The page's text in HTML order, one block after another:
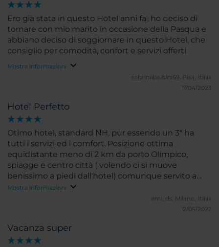
Ero già stata in questo Hotel anni fa', ho deciso di
tornare con mio marito in occasione della Pasqua e
abbiano deciso di soggiornare in questo Hotel, che
consiglio per comodità, confort e servizi offerti
Mostra informazioni
sabrinabaldini69.
Pisa, Italia
17/04/2023
Hotel Perfetto
Otimo hotel, standard NH, pur essendo un 3* ha
tutti i servizi ed i comfort. Posizione ottima
equidistante meno di 2 km da porto Olimpico,
spiagge e centro città ( volendo ci si muove
benissimo a piedi dall'hotel) comunque servito a
poche centinaia di metri da mezzi pubblici e
stazione treni. I taxi hanno fermate adiacenti
all'albergo.. Sala Fitness e piscina ne completano la
personale in reception
Mostra informazioni
emi_ds. Milano, Italia
12/05/2022
Vacanza super